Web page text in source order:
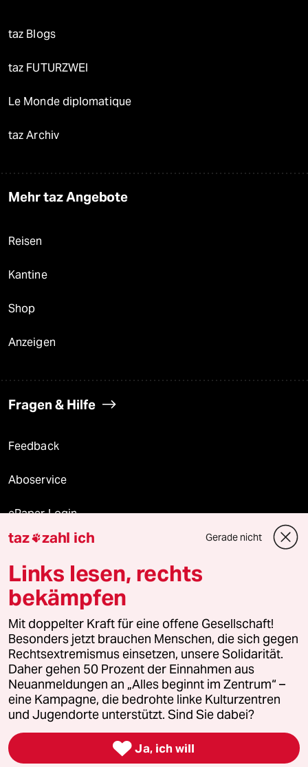
taz Blogs
taz FUTURZWEI
Le Monde diplomatique
taz Archiv
Mehr taz Angebote
Reisen
Kantine
Shop
Anzeigen
Fragen & Hilfe
Feedback
Aboservice
ePaper Login
Downloads für Abonnierende
© 2026 taz Verlags und Vertriebs GmbH
Alle Rechte vorbehalten. Bei rechtlichen Fragen oder für Genehmigungen
wenden Sie sich bitte an lizenzen@taz.de
Feedback Redaktionsstatut Kommune-Richtlinien
Leitlinie Informant Datenschutz Impressum AGB
Seitenwende Einwilligungen widerrufen (Ads)
taz zahl ich Gerade nicht
Links lesen, rechts
bekämpfen
Mit doppelter Kraft für eine offene Gesellschaft!
Besonders jetzt brauchen Menschen, die sich gegen
Rechtsextremismus einsetzen, unsere Solidarität.
Daher gehen 50 Prozent der Einnahmen aus
Neuanmeldungen an „Alles beginnt im Zentrum“ –
eine Kampagne, die bedrohte linke Kulturzentren
und Jugendorte unterstützt. Sind Sie dabei?
 Ja, ich will